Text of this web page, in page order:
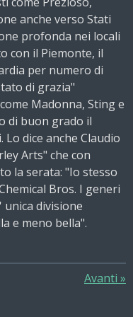
anche verso Stati
profonda nei locali
con il Piemonte, il
per numero di
di grazia"
Madonna, Sting e
di buon grado il
dice anche Claudio
Arts" che con
la serata: "Io stesso
Bros. I generi
unica divisione
e meno bella".
Avanti »